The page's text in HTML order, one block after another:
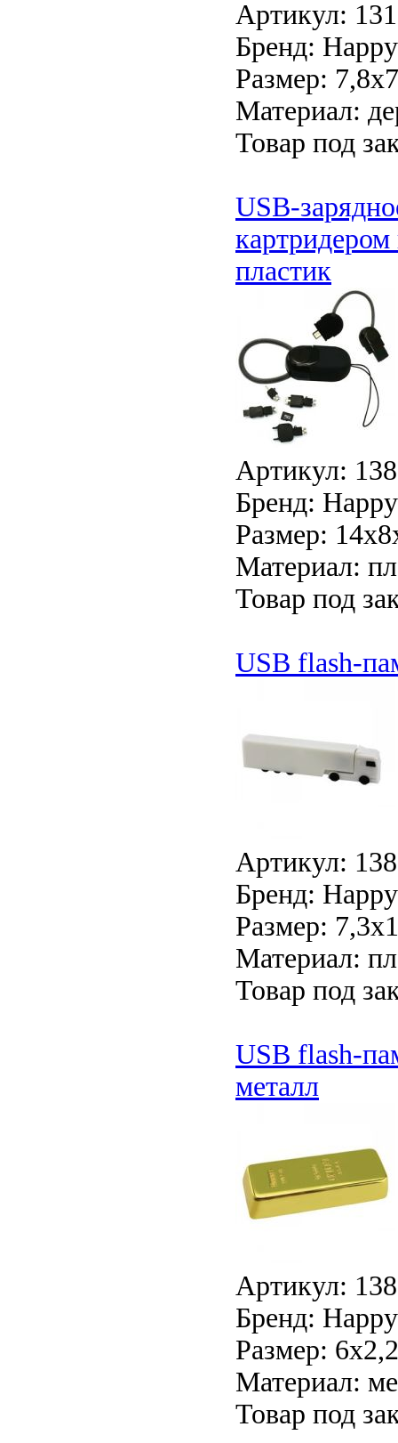
Артикул:
Бренд:
Размер:
Материал:
Товар под
USB-
пластик
Артикул:
Бренд:
Размер:
Материал:
Товар под
USB flash-
Артикул:
Бренд:
Размер:
Материал:
Товар под
USB flash-
металл
Артикул:
Бренд:
Размер:
Материал:
Товар под